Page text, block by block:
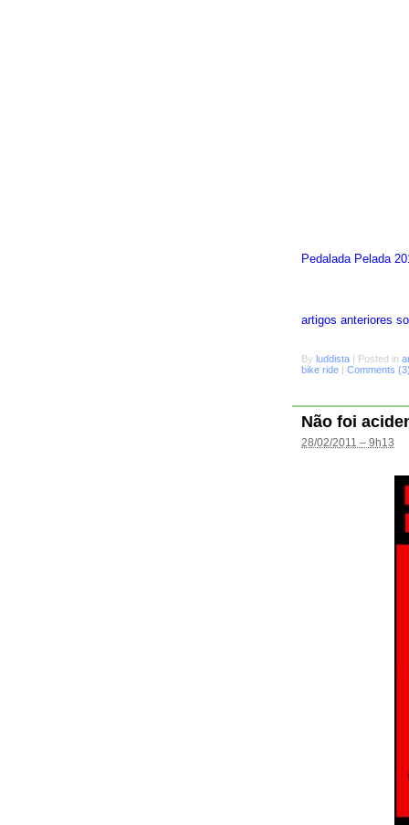
Pedalada Pelada
artigos anteriores
By luddista | Posted in
bike ride | Comments
Não foi
28/02/2011 – 9h13